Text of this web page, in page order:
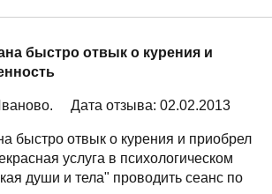
быстро отвык о курения и
Дата отзыва: 02.02.2013
быстро отвык о курения и приобрел
услуга в психологическом
души и тела" проводить сеанс по